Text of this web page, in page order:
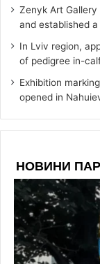
Zenyk Art
and established
In Lviv region,
of pedigree in-
Exhibition
opened in